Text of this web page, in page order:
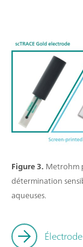
Figure 3. Metrohm
détermination
aqueuses.